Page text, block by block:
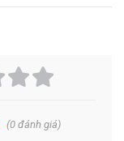
(0đánh giá)